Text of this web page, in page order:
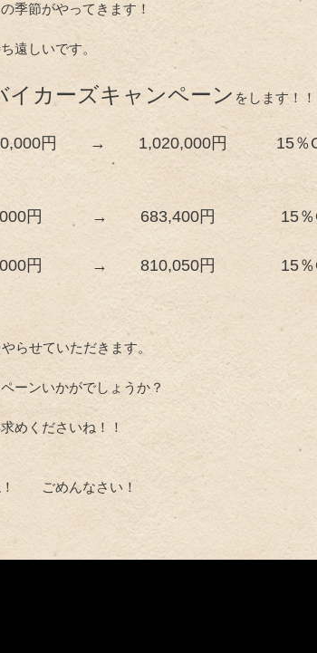
季節がやってきます！
遠しいです。
イカーズキャンペーン をします！！
円 → 1,020,000円 15％
円 → 683,400円 15％
円 → 810,050円 15％
らせていただきます。
ーンいかがでしょうか？
めくださいね！！
！ ごめんなさい！